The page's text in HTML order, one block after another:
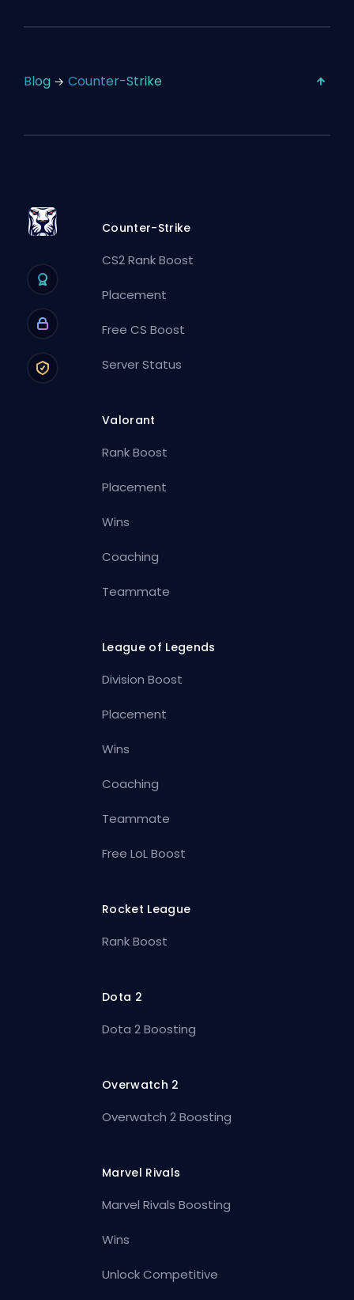
Blog Counter-Strike
Counter-Strike
CS2 Rank Boost
Placement
Free CS Boost
Server Status
Valorant
Rank Boost
Placement
Wins
Coaching
Teammate
League of Legends
Division Boost
Placement
Wins
Coaching
Teammate
Free LoL Boost
Rocket League
Rank Boost
Dota 2
Dota 2 Boosting
Overwatch 2
Overwatch 2 Boosting
Marvel Rivals
Marvel Rivals Boosting
Wins
Unlock Competitive